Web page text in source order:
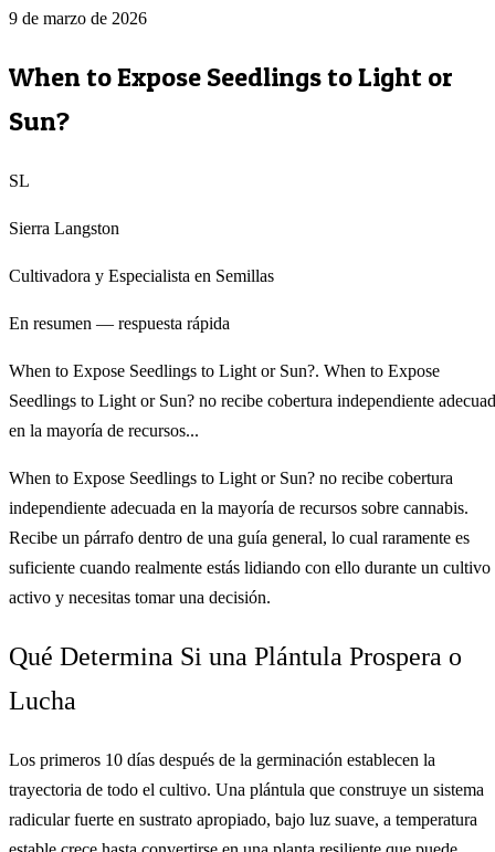
9 de marzo de 2026
When to Expose Seedlings to Light or
Sun?
SL
Sierra Langston
Cultivadora y Especialista en Semillas
En resumen — respuesta rápida
When to Expose Seedlings to Light or Sun?. When to Expose
Seedlings to Light or Sun? no recibe cobertura independiente
en la mayoría de recursos...
When to Expose Seedlings to Light or Sun? no recibe cobertura
independiente adecuada en la mayoría de recursos sobre cannabis.
Recibe un párrafo dentro de una guía general, lo cual raramente es
suficiente cuando realmente estás lidiando con ello durante un cultivo
activo y necesitas tomar una decisión.
Qué Determina Si una Plántula Prospera o
Lucha
Los primeros 10 días después de la germinación establecen la
trayectoria de todo el cultivo. Una plántula que construye un sistema
radicular fuerte en sustrato apropiado, bajo luz suave, a temperatura